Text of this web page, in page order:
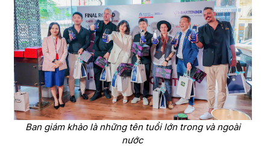
Ban giám khảo là những tên tuổi lớn trong và ngoài
nước